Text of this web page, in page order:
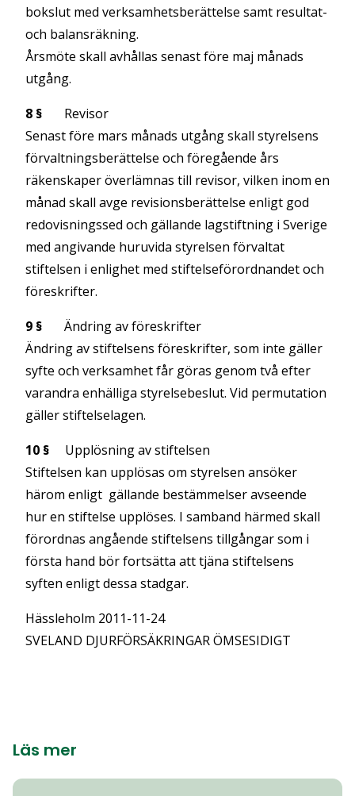
bokslut med verksamhetsberättelse samt resultat-
och balansräkning.
Årsmöte skall avhållas senast före maj månads
utgång.
8 § Revisor
Senast före mars månads utgång skall styrelsens
förvaltningsberättelse och föregående års
räkenskaper överlämnas till revisor, vilken inom en
månad skall avge revisionsberättelse enligt god
redovisningssed och gällande lagstiftning i Sverige
med angivande huruvida styrelsen förvaltat
stiftelsen i enlighet med stiftelseförordnandet och
föreskrifter.
9 § Ändring av föreskrifter
Ändring av stiftelsens föreskrifter, som inte gäller
syfte och verksamhet får göras genom två efter
varandra enhälliga styrelsebeslut. Vid permutation
gäller stiftelselagen.
10 § Upplösning av stiftelsen
Stiftelsen kan upplösas om styrelsen ansöker
härom enligt gällande bestämmelser avseende
hur en stiftelse upplöses. I samband härmed skall
förordnas angående stiftelsens tillgångar som i
första hand bör fortsätta att tjäna stiftelsens
syften enligt dessa stadgar.
Hässleholm 2011-11-24
SVELAND DJURFÖRSÄKRINGAR ÖMSESIDIGT
Läs mer